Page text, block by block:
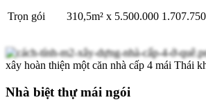
Trọn gói 310,5m² x 5.500.000
xây hoàn thiện một căn nhà cấp 4 mái Thái
Nhà biệt thự mái ngói